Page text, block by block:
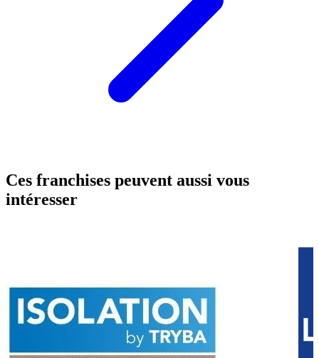
Ces franchises peuvent aussi vous
intéresser